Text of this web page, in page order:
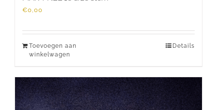
€0,00
Toevoegen aan
winkelwagen
Details